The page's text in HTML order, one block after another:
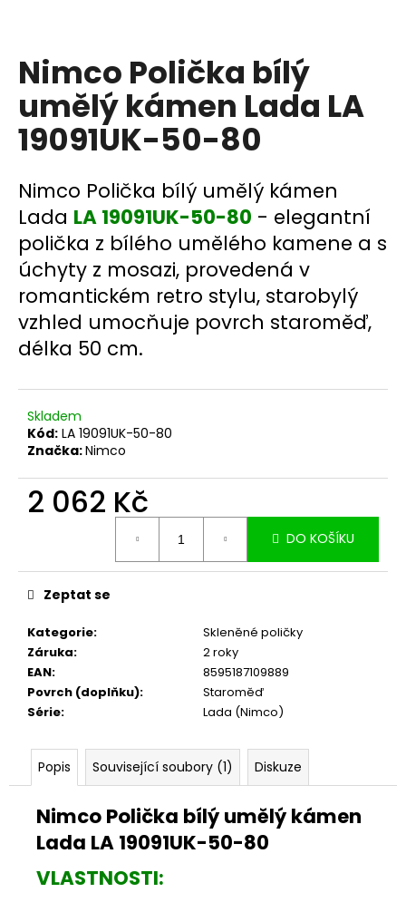
Nimco Polička bílý
umělý kámen Lada LA
19091UK-50-80
Nimco Polička bílý umělý kámen
Lada LA 19091UK-50-80 - elegantní
polička z bílého umělého kamene a s
úchyty z mosazi, provedená v
romantickém retro stylu, starobylý
vzhled umocňuje povrch staroměď,
délka 50 cm.
Skladem
Kód: LA 19091UK-50-80
Značka:Nimco
2 062 Kč
DO KOŠÍKU
Kategorie:
Skleněné poličky
Záruka:
2 roky
EAN:
8595187109889
Povrch (doplňku):
Staroměď
Série: Lada (Nimco)
Zeptat se
Popis Související soubory (1) Diskuze
Nimco Polička bílý umělý kámen
Lada LA 19091UK-50-80
VLASTNOSTI:
í
t
?
HLEDAT
D
o
p
o
u
č
u
m